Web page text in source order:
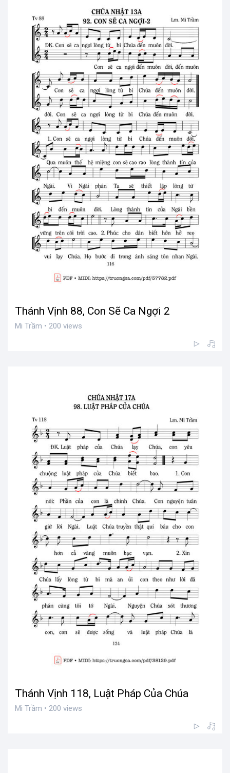
Thánh Vịnh 88, Con Sẽ Ca Ngợi 2
Mi Trầm • 200 views
Thánh Vịnh 118, Luật Pháp Của Chúa
Mi Trầm • 200 views